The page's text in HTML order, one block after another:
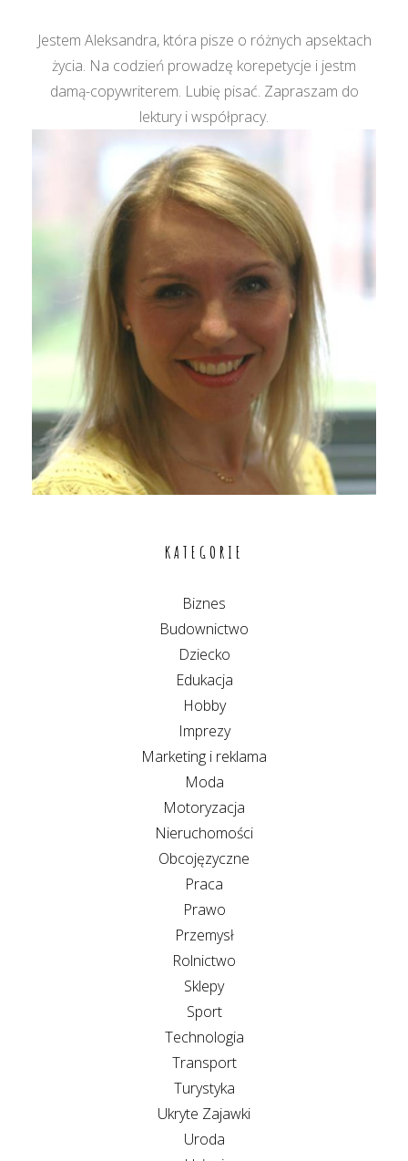
Jestem Aleksandra, która pisze o różnych apsektach
życia. Na codzień prowadzę korepetycje i jestm
damą-copywriterem. Lubię pisać. Zapraszam do
lektury i współpracy.
KATEGORIE
Biznes
Budownictwo
Dziecko
Edukacja
Hobby
Imprezy
Marketing i reklama
Moda
Motoryzacja
Nieruchomości
Obcojęzyczne
Praca
Prawo
Przemysł
Rolnictwo
Sklepy
Sport
Technologia
Transport
Turystyka
Ukryte Zajawki
Uroda